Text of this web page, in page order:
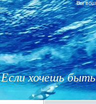
Вы
Если хочешь быть